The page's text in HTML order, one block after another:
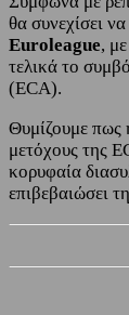
θα συνεχίσει
Euroleague,
τελικά το
(ECA).
Θυμίζουμε πως
μετόχους της
κορυφαία
επιβεβαιώσει